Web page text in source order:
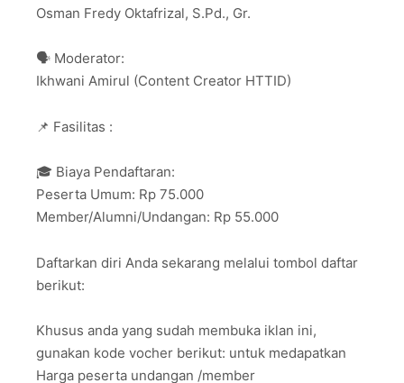
Osman Fredy Oktafrizal, S.Pd., Gr.
🗣 Moderator:
Ikhwani Amirul (Content Creator HTTID)
📌 Fasilitas :
🎓 Biaya Pendaftaran:
Peserta Umum: Rp 75.000
Member/Alumni/Undangan: Rp 55.000
Daftarkan diri Anda sekarang melalui tombol daftar
berikut:
Khusus anda yang sudah membuka iklan ini,
gunakan kode vocher berikut: untuk medapatkan
Harga peserta undangan /member